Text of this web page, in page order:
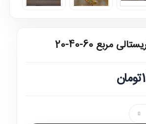
مربع 60-40-20